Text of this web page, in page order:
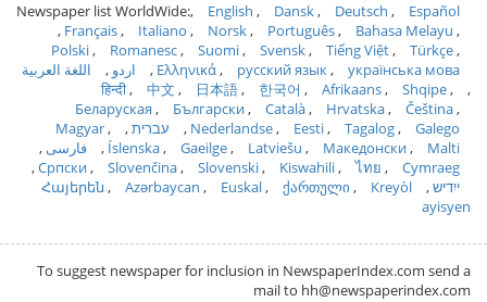
Newspaper list WorldWide: English Dansk Deutsch
Español
Français
Italiano Norsk Português
Bahasa Melayu
Polski
Romanesc Suomi Svensk Tiếng Việt
Türkçe
Ελληνικά
русский язык українська мова اردو
اللغة العربية
हिन्दी
中文 日本語 한국어 Afrikaans
Shqipe
Беларуская
Български Català Hrvatska
Čeština
Nederlandse
Eesti Tagalog Galego עברית
Magyar
Íslenska
Gaeilge Latviešu Македонски Malti
فارسی
Српски
Slovenčina Slovenski Kiswahili ไทย
Cymraeg
ייִדיש
Հայերեն Azərbaycan Euskal ქართული
Kreyòl
ayisyen
To suggest newspaper for inclusion in NewspaperIndex.com send a
mail to hh@newspaperindex.com